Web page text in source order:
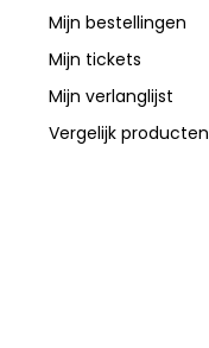
Mijn bestellingen
Mijn tickets
Mijn verlanglijst
Vergelijk producten